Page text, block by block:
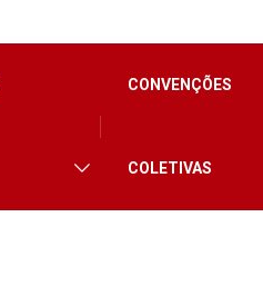
CONVENÇÕES
COLETIVAS